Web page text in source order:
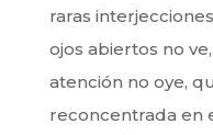
raras
ojos abiertos no
atención no oye,
reconcentrada en